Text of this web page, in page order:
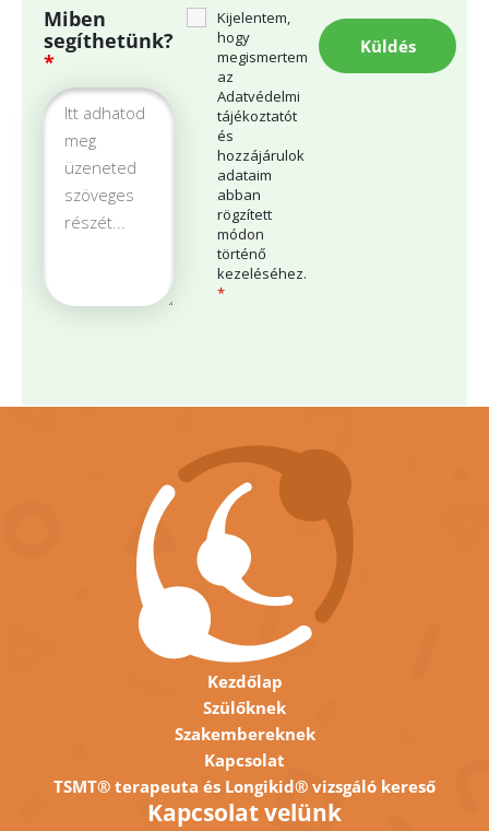
Miben
segíthetünk?
*
Kijelentem,
hogy
megismertem
az
Adatvédelmi
tájékoztatót
és
hozzájárulok
adataim
abban
rögzített
módon
történő
kezeléséhez.
*
Kezdőlap
Szülőknek
Szakembereknek
Kapcsolat
TSMT® terapeuta és Longikid® vizsgáló kereső
Kapcsolat velünk